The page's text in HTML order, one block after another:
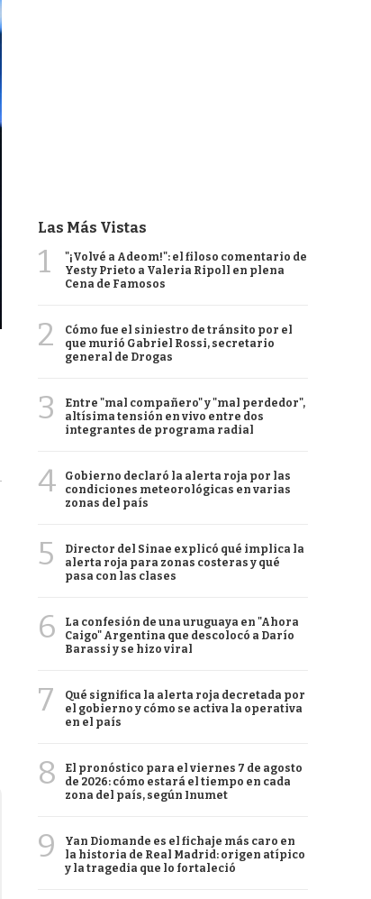
Las Más Vistas
1
"¡Volvé a Adeom!": el filoso comentario de
Yesty Prieto a Valeria Ripoll en plena
Cena de Famosos
2
Cómo fue el siniestro de tránsito por el
que murió Gabriel Rossi, secretario
general de Drogas
3
Entre "mal compañero" y "mal perdedor",
altísima tensión en vivo entre dos
integrantes de programa radial
4
Gobierno declaró la alerta roja por las
condiciones meteorológicas en varias
zonas del país
5
Director del Sinae explicó qué implica la
alerta roja para zonas costeras y qué
pasa con las clases
6
La confesión de una uruguaya en "Ahora
Caigo" Argentina que descolocó a Darío
Barassi y se hizo viral
7
Qué significa la alerta roja decretada por
el gobierno y cómo se activa la operativa
en el país
8
El pronóstico para el viernes 7 de agosto
de 2026: cómo estará el tiempo en cada
zona del país, según Inumet
9
Yan Diomande es el fichaje más caro en
la historia de Real Madrid: origen atípico
y la tragedia que lo fortaleció